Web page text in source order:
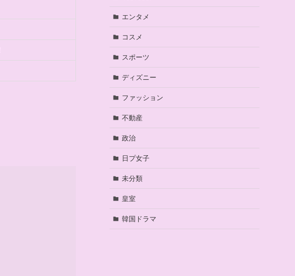
エンタメ
コスメ
スポーツ
ディズニー
ファッション
不動産
政治
日プ女子
未分類
皇室
韓国ドラマ